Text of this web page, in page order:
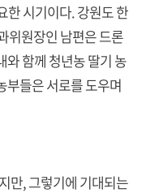
한 시기이다. 강원도 한
위원장인 남편은 드론
와 함께 청년농 딸기 농
부들은 서로를 도우며
만, 그렇기에 기대되는